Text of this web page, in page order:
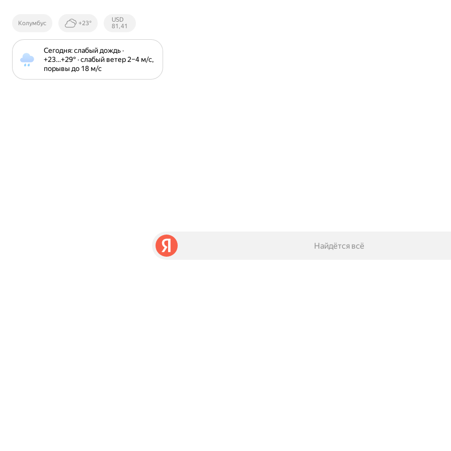
Колумбус +23°
Курсы ЦБ
РФ
USD
81,41
Сегодня: слабый дождь ·
+23⁠…⁠+29⁠° · слабый ветер 2⁠–⁠4 м⁠/⁠с,
порывы до 18 м⁠/⁠с